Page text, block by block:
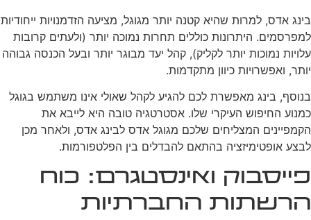
בינג אדס, למרות שהיא קטנה יותר מגוגל, מציעה הזדמנויות ייחודיות
למפרסמים. היתרונות כוללים תחרות נמוכה יותר (ולעתים קרובות
עלויות נמוכות יותר לקליק), קהל יעד מבוגר יותר ובעל הכנסה גבוהה
יותר, ואפשרויות כיוון מתקדמות.
בנוסף, בינג מאפשרת לכם להגיע לקהל שאולי אינו משתמש בגוגל
כמנוע החיפוש העיקרי שלו. אסטרטגיה טובה היא לייבא את
הקמפיינים המצליחים שלכם מגוגל אדס לבינג אדס, ולאחר מכן
לבצע אופטימיזציה בהתאם להבדלים בין הפלטפורמות.
פייסבוק ואינסטגרם: כוח
הרשתות החברתיות